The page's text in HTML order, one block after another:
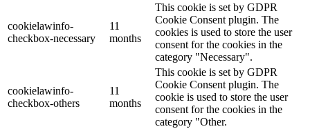
cookielawinfo-
checkbox-necessary
11
months
This cookie is set by GDPR
Cookie Consent plugin. The
cookies is used to store the user
consent for the cookies in the
category "Necessary".
cookielawinfo-
checkbox-others
11
months
This cookie is set by GDPR
Cookie Consent plugin. The
cookie is used to store the user
consent for the cookies in the
category "Other.